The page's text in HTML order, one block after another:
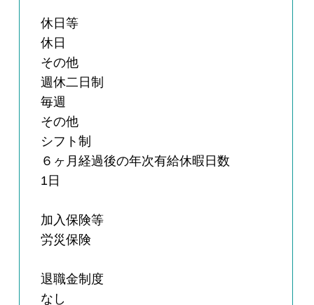
休日等
休日
その他
週休二日制
毎週
その他
シフト制
６ヶ月経過後の年次有給休暇日数
1日
加入保険等
労災保険
退職金制度
なし